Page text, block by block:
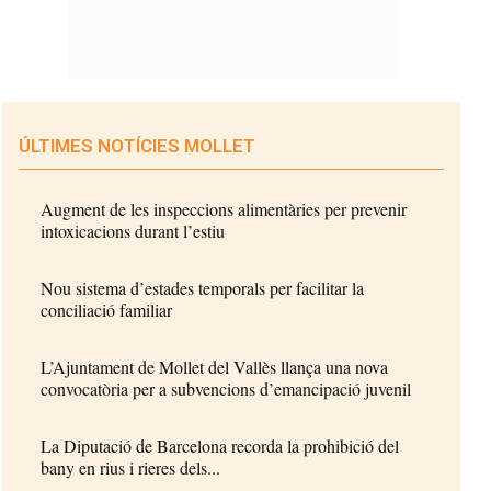
ÚLTIMES NOTÍCIES MOLLET
Augment de les inspeccions alimentàries per prevenir
intoxicacions durant l’estiu
Nou sistema d’estades temporals per facilitar la
conciliació familiar
L’Ajuntament de Mollet del Vallès llança una nova
convocatòria per a subvencions d’emancipació juvenil
La Diputació de Barcelona recorda la prohibició del
bany en rius i rieres dels...